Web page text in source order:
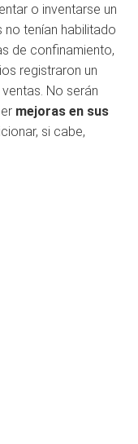
o inventarse un
no tenían habilitado
de confinamiento,
registraron un
No serán
mejoras en sus
si cabe,